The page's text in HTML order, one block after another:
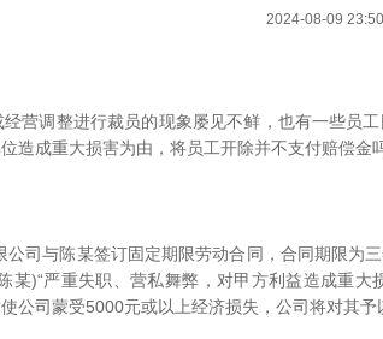
2024-08-09
调整进行裁员的现象屡见不鲜，也有一些员
造成重大损害为由，将员工开除并不支付赔偿金
与陈某签订固定期限劳动合同，合同期限为
某)“严重失职、营私舞弊，对甲方利益造成重
公司蒙受5000元或以上经济损失，公司将对其